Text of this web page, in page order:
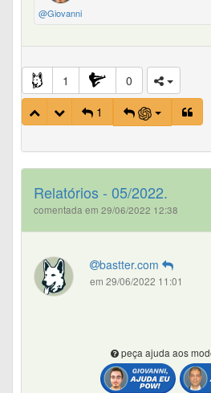
@Giovanni
1
0
1
Relatórios - 05/2022.
comentada em 29/06/2022 12:38
bastter.com
em 29/06/2022 11:01
peça ajuda aos